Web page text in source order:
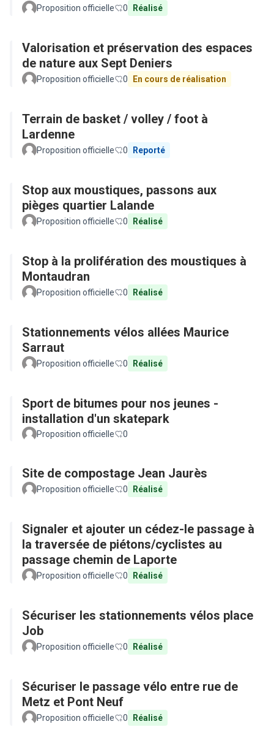
Proposition officielle 0 Réalisé
Valorisation et préservation des espaces
de nature aux Sept Deniers
Proposition officielle 0 En cours de réalisation
Terrain de basket / volley / foot à
Lardenne
Proposition officielle 0 Reporté
Stop aux moustiques, passons aux
pièges quartier Lalande
Proposition officielle 0 Réalisé
Stop à la prolifération des moustiques à
Montaudran
Proposition officielle 0 Réalisé
Stationnements vélos allées Maurice
Sarraut
Proposition officielle 0 Réalisé
Sport de bitumes pour nos jeunes -
installation d'un skatepark
Proposition officielle 0
Site de compostage Jean Jaurès
Proposition officielle 0 Réalisé
Signaler et ajouter un cédez-le passage à
la traversée de piétons/cyclistes au
passage chemin de Laporte
Proposition officielle 0 Réalisé
Sécuriser les stationnements vélos place
Job
Proposition officielle 0 Réalisé
Sécuriser le passage vélo entre rue de
Metz et Pont Neuf
Proposition officielle 0 Réalisé